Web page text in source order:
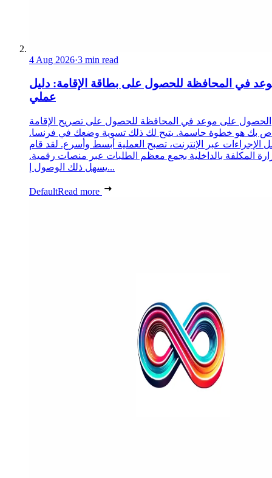
4 Aug 2026·3 min read
في المحافظة للحصول على بطاقة الإقامة: دليل
عملي
الحصول على موعد في المحافظة للحصول على تصريح الإقامة
بك هو خطوة حاسمة. يتيح لك ذلك تسوية وضعك في فرنسا.
الإجراءات عبر الإنترنت، تصبح العملية أبسط وأسرع. لقد قام
المكلفة بالداخلية بجمع معظم الطلبات عبر منصات رقمية.
يسهل ذلك الوصول إ...
DefaultRead more